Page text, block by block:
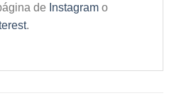
de Instagram o
.